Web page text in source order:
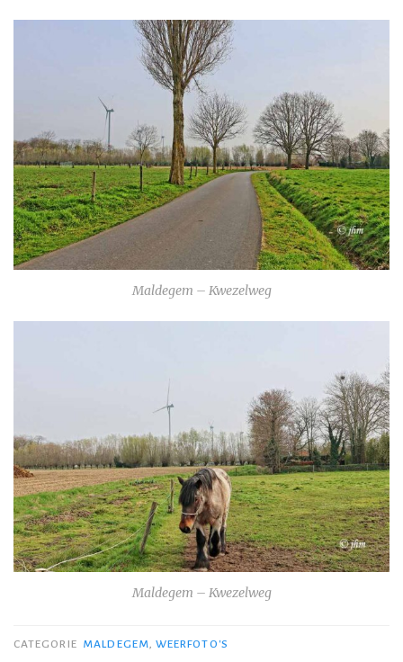
Maldegem – Kwezelweg
Maldegem – Kwezelweg
CATEGORIE MALDEGEM, WEERFOTO'S